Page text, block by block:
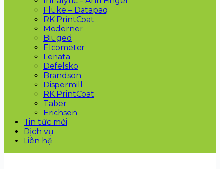
Fluke – Datapaq
RK PrintCoat
Moderner
Biuged
Elcometer
Lenata
Defelsko
Brandson
Dispermill
RK PrintCoat
Taber
Erichsen
Tin tức mới
Dịch vụ
Liên hệ